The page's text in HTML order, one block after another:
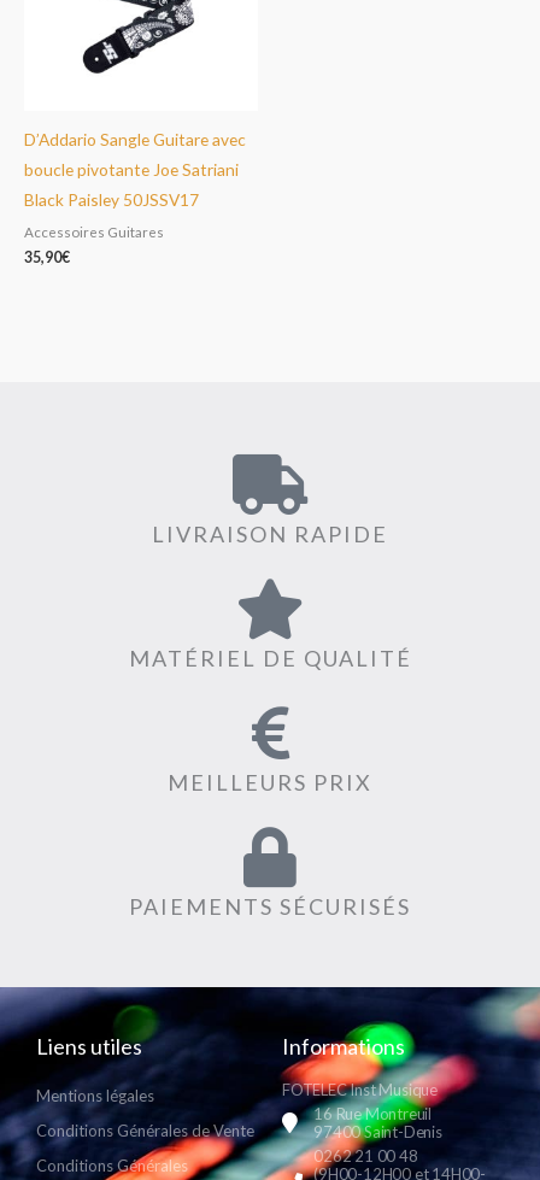
D’Addario Sangle Guitare avec
boucle pivotante Joe Satriani
Black Paisley 50JSSV17
Accessoires Guitares
35,90€
LIVRAISON RAPIDE
MATÉRIEL DE QUALITÉ
MEILLEURS PRIX
PAIEMENTS SÉCURISÉS
Liens utiles
Mentions légales
Conditions Générales de Vente
Conditions Générales
Informations
FOTELEC Inst Musique
16 Rue Montreuil
97400 Saint-Denis
0262 21 00 48
(9H00-12H00 et 14H00-